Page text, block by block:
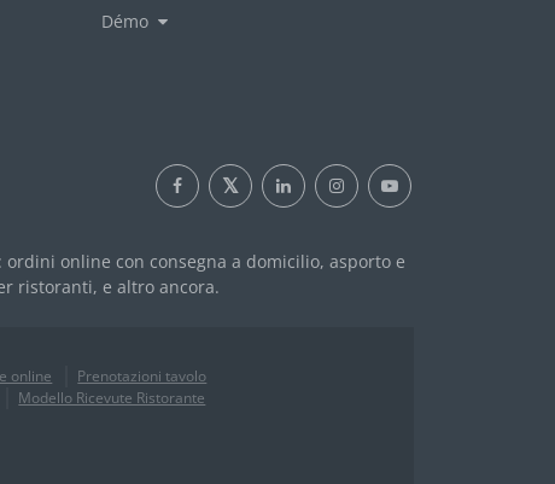
Démo
online con consegna a domicilio, asporto e
ristoranti, e altro ancora.
online
Prenotazioni tavolo
Modello Ricevute Ristorante